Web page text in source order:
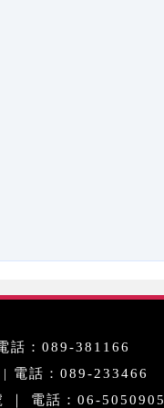
話：089-381166
電話：089-233466
｜ 電話：06-5050905